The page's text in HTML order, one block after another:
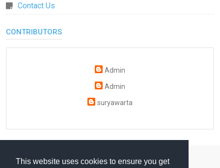
This website uses cookies to ensure you get
Contact Us
CONTRIBUTORS
Admin
Admin
suryawarta